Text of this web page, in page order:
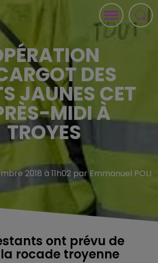
DES
JAUNES CET
MIDI À
TROYES
2018 à 11h02 par Emmanuel POLI
ont prévu de
rocade troyenne